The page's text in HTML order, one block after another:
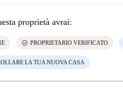
proprietà avrai:
check_circle PROPRIETARIO VERIFICATO
LA TUA NUOVA CASA